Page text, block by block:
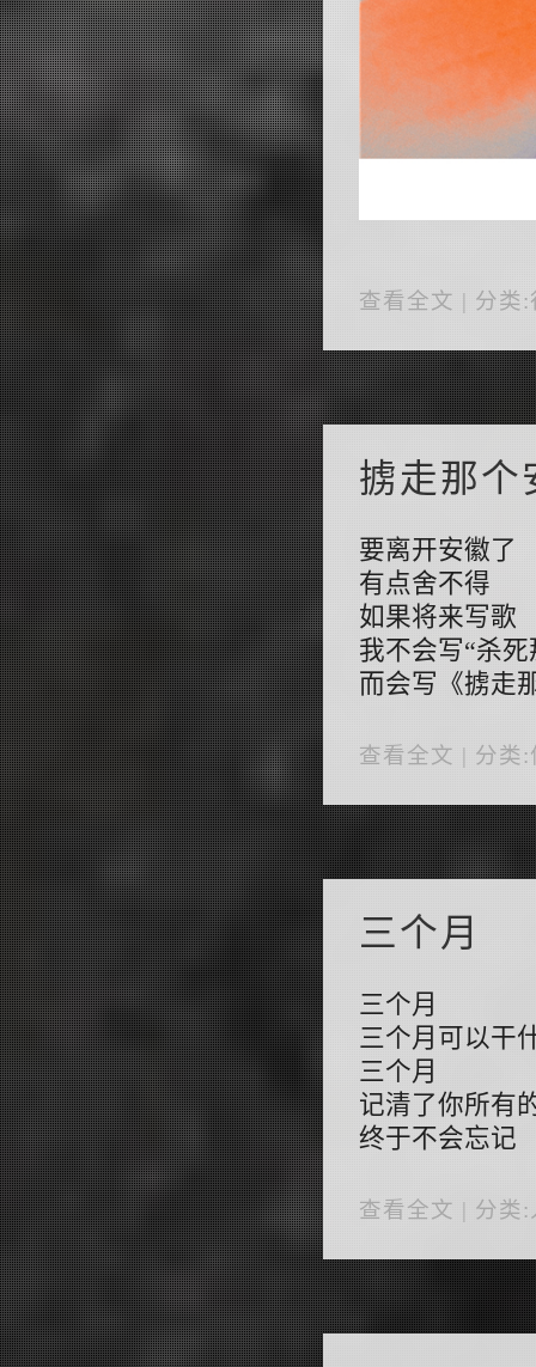
查看全文 | 分类
掳走那个
要离开安徽了
有点舍不得
如果将来写歌
我不会写“杀
而会写《掳走
查看全文 | 分类
三个月
三个月
三个月可以干
三个月
记清了你所有
终于不会忘记
查看全文 | 分类